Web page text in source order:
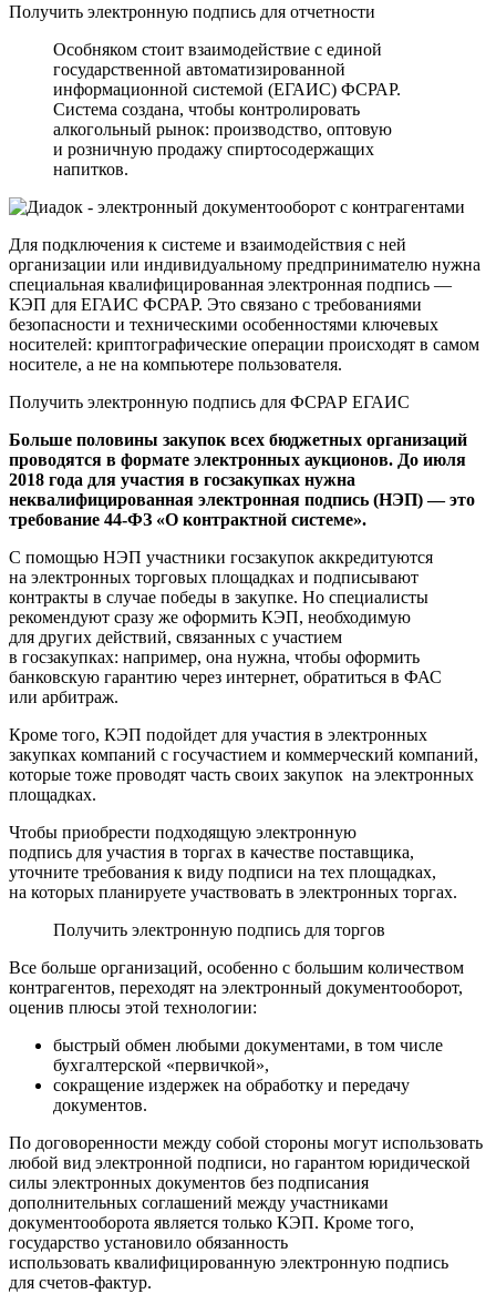
Получить электронную подпись для отчетности
Особняком стоит взаимодействие с единой
государственной автоматизированной
информационной системой (ЕГАИС) ФСРАР.
Система создана, чтобы контролировать
алкогольный рынок: производство, оптовую
и розничную продажу спиртосодержащих
напитков.
Для подключения к системе и взаимодействия с ней
организации или индивидуальному предпринимателю нужна
специальная квалифицированная электронная подпись —
КЭП для ЕГАИС ФСРАР. Это связано с требованиями
безопасности и техническими особенностями ключевых
носителей: криптографические операции происходят в самом
носителе, а не на компьютере пользователя.
Получить электронную подпись для ФСРАР ЕГАИС
Больше половины закупок всех бюджетных организаций
проводятся в формате электронных аукционов. До июля
2018 года для участия в госзакупках нужна
неквалифицированная электронная подпись (НЭП) — это
требование 44-ФЗ «О контрактной системе».
С помощью НЭП участники госзакупок аккредитуются
на электронных торговых площадках и подписывают
контракты в случае победы в закупке. Но специалисты
рекомендуют сразу же оформить КЭП, необходимую
для других действий, связанных с участием
в госзакупках: например, она нужна, чтобы оформить
банковскую гарантию через интернет, обратиться в ФАС
или арбитраж.
Кроме того, КЭП подойдет для участия в электронных
закупках компаний с госучастием и коммерческий компаний,
которые тоже проводят часть своих закупок на электронных
площадках.
Чтобы приобрести подходящую электронную
подпись для участия в торгах в качестве поставщика,
уточните требования к виду подписи на тех площадках,
на которых планируете участвовать в электронных торгах.
Получить электронную подпись для торгов
Все больше организаций, особенно с большим количеством
контрагентов, переходят на электронный документооборот,
оценив плюсы этой технологии:
быстрый обмен любыми документами, в том числе
бухгалтерской «первичкой»,
сокращение издержек на обработку и передачу
документов.
По договоренности между собой стороны могут использовать
любой вид электронной подписи, но гарантом юридической
силы электронных документов без подписания
дополнительных соглашений между участниками
документооборота является только КЭП. Кроме того,
государство установило обязанность
использовать квалифицированную электронную подпись
для счетов-фактур.